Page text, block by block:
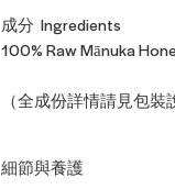
成分 Ingredients
100% Raw Mānuka
（全成份詳情請見包裝
細節與養護